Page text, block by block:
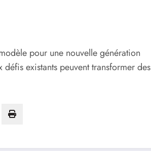
pour une nouvelle génération
existants peuvent transformer des